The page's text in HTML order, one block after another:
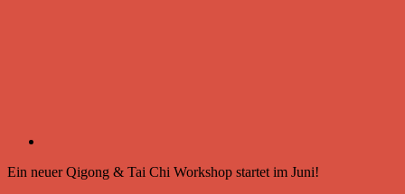
Ein neuer Qigong & Tai Chi Workshop startet im Juni!